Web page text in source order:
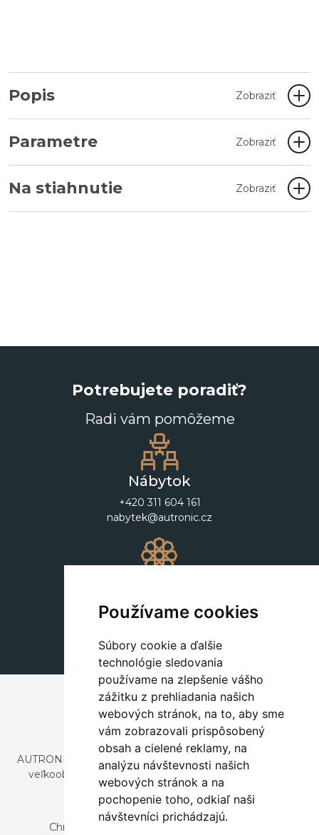
Používame cookies
Súbory cookie a ďalšie
technológie sledovania
používame na zlepšenie vášho
zážitku z prehliadania našich
webových stránok, na to, aby sme
vám zobrazovali prispôsobený
obsah a cielené reklamy, na
analýzu návštevnosti našich
webových stránok a na
pochopenie toho, odkiaľ naši
návštevníci prichádzajú.
Popis Zobraziť
Parametre Zobraziť
Na stiahnutie Zobraziť
Potrebujete poradiť?
Radi vám pomôžeme
Nábytok
+420 311 604 161
nabytek@autronic.cz
+420 311 604 182
dekorace@autronic.cz
AUTRONIC, s.r.o. je spoločnosť zaoberajúca sa dovozom a
veľkoobchodným predajom dizajnového aj štýlového
nábytku a dekorácií.
Česká republika
Chrustenice 270, 267 12 Loděnice u Berouna